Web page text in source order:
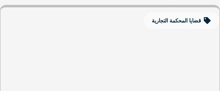
قضايا المحكمة التجارية